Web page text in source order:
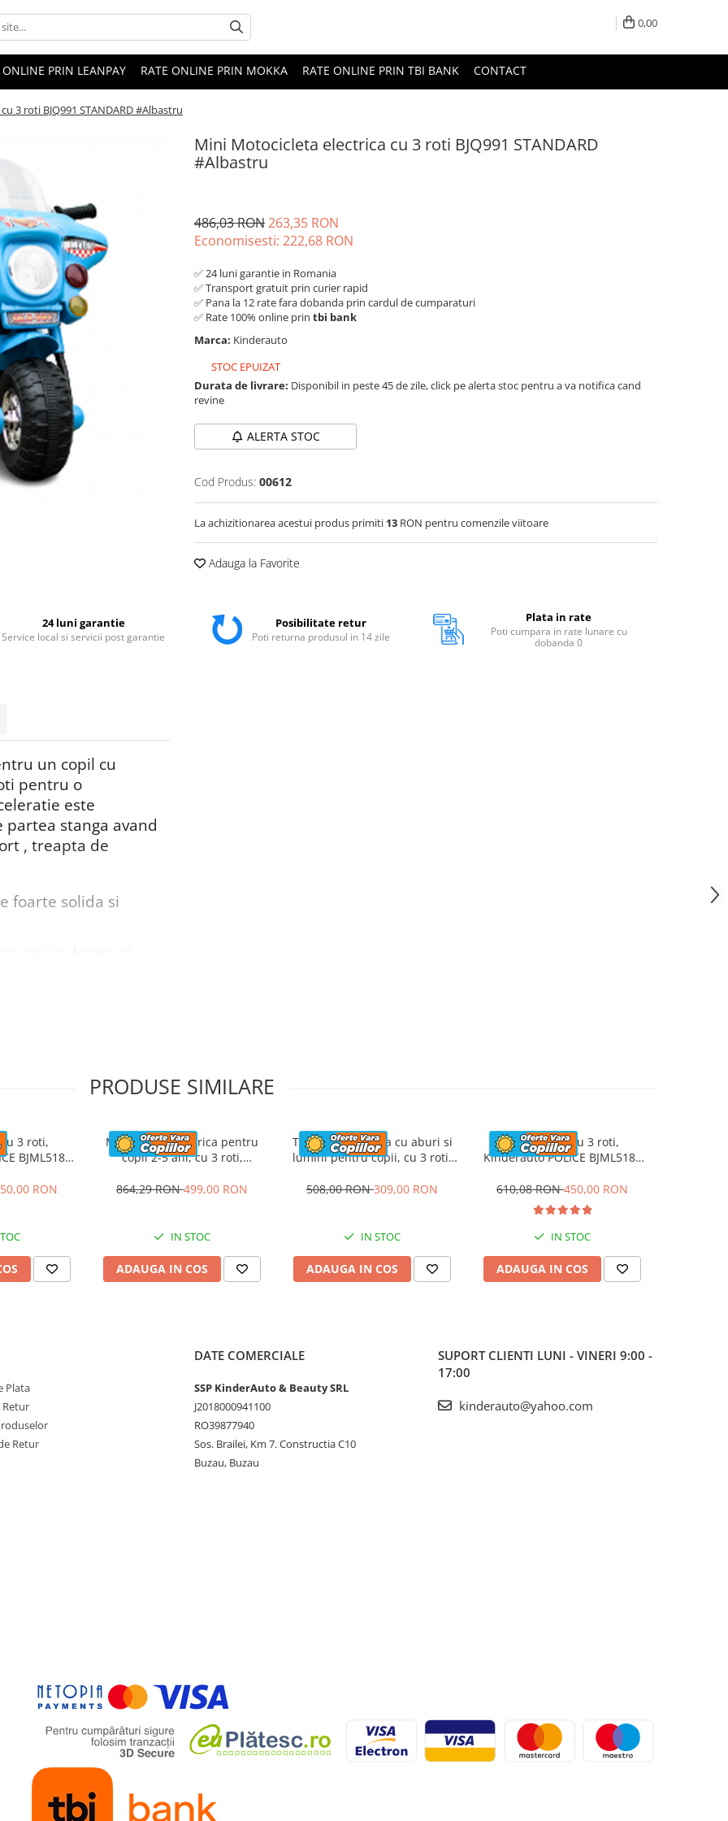
0,00
ONLINE PRIN LEANPAY RATE ONLINE PRIN MOKKA RATE ONLINE PRIN TBI BANK CONTACT
3 roti BJQ991 STANDARD #Albastru
Mini Motocicleta electrica cu 3 roti BJQ991 STANDARD
#Albastru
486,03 RON263,35 RON
Economisesti: 222,68 RON
✅ 24 luni garantie in Romania
✅ Transport gratuit prin curier rapid
✅ Pana la 12 rate fara dobanda prin cardul de cumparaturi
✅ Rate 100% online prin tbi bank
Marca: Kinderauto
STOC EPUIZAT
Durata de livrare: Disponibil in peste 45 de zile, click pe alerta stoc pentru a va notifica cand
revine
ALERTA STOC
Cod Produs: 00612
La achizitionarea acestui produs primiti 13 RON pentru comenzile viitoare
Adauga la Favorite
24 luni garantie
Service local si servicii post garantie
Posibilitate retur
Poti returna produsul in 14 zile
Plata in rate
Poti cumpara in rate lunare cu
dobanda 0
un copil cu
pentru o
este
stanga avand
, treapta de
foarte solida si
politie si girofar
este bine si ce
v-a trebui sa fie
, imaginatia si
din comutator
mm
PRODUSE SIMILARE
3 roti,
BJML5188
RON
Motocicleta electrica pentru
copii 2-5 ani, cu 3 roti,
12V 7Ah, Roz
864,29 RON499,00 RON
IN STOC
ADAUGA IN COS
Trotineta electrica cu aburi si
lumini pentru copii, cu 3 roti,
30W, 6V 4.5Ah, roz
508,00 RON309,00 RON
IN STOC
ADAUGA IN COS
Motocicleta cu 3 roti,
Kinderauto POLICE BJML5188
culoare alba
610,08 RON450,00 RON
IN STOC
ADAUGA IN COS
Plata
Retur
Retur
DATE COMERCIALE
SSP KinderAuto & Beauty SRL
J2018000941100
RO39877940
Sos. Brailei, Km 7. Constructia C10
Buzau, Buzau
SUPORT CLIENTI LUNI - VINERI 9:00 -
17:00
kinderauto@yahoo.com